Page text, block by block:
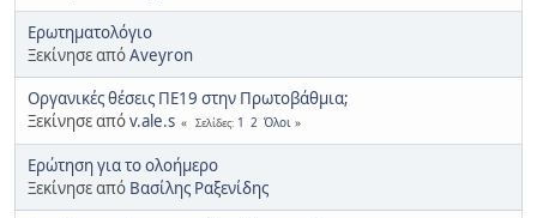
Ερωτηματολόγιο
Ξεκίνησε απόAveyron
Οργανικές θέσεις ΠΕ19 στην Πρωτοβάθμια;
Ξεκίνησε απόv.ale.s Σελίδες 1 2 Όλοι
Ερώτηση για το ολοήμερο
Ξεκίνησε από Βασίλης Ραξενίδης